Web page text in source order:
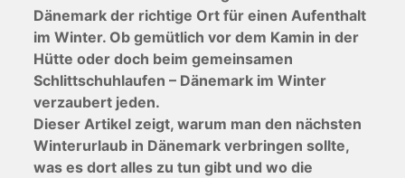
Dänemark der richtige Ort für einen Aufenthalt
im Winter. Ob gemütlich vor dem Kamin in der
Hütte oder doch beim gemeinsamen
Schlittschuhlaufen – Dänemark im Winter
verzaubert jeden.
Dieser Artikel zeigt, warum man den nächsten
Winterurlaub in Dänemark verbringen sollte,
was es dort alles zu tun gibt und wo die